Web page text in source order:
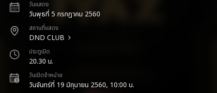
วันแสดง
วันพุธที่ 5 กรกฎาคม 2560
สถานที่แสดง
DND CLUB
ประตูเปิด
20.30 น.
วันเปิดจำหน่าย
วันจันทร์ที่ 19 มิถุนายน 2560, 10:00 น.